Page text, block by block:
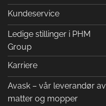
Kundeservice
Ledige stillinger i PHM
Group
Karriere
Avask – vår leverandør av
matter og mopper